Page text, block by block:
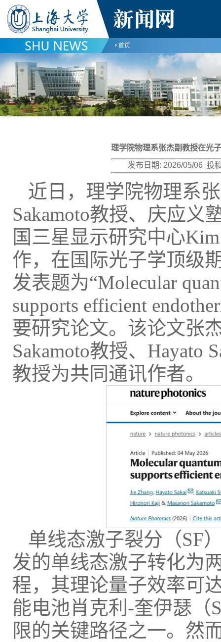
首页
理学院物理系张杰副教授在光
发布日期: 2026/05/06 投
近日，理学院物理系
Sakamoto教授、庆应义
国三星显示研究中心
作，在国际光子学顶级
发表题为“Molecular
supports efficient
要研究论文。该论文张
Sakamoto教授、Hayato
教授为共同通讯作者。
单线态激子裂分（SF
发的单线态激子转化为
程，其理论量子效率可
能电池肖克利-奎伊瑟（
限的关键路径之一。然